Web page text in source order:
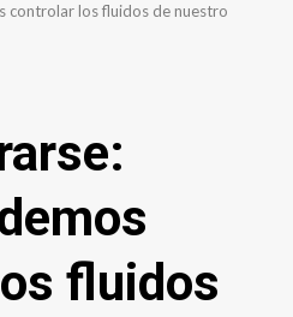
controlar los fluidos de nuestro
fluidos